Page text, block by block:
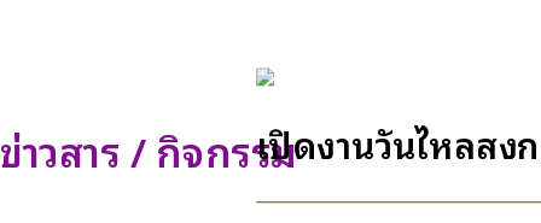
ข่าวสาร / กิจกรรมเปิดงานวันไหลสง